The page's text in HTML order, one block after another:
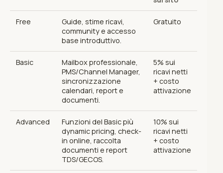
Free
Guide, stime ricavi,
community e accesso
base introduttivo.
Gratuito
Basic
Mailbox professionale,
PMS/Channel Manager,
sincronizzazione
calendari, report e
documenti.
5% sui
ricavi netti
+ costo
attivazione
Advanced
Funzioni del Basic più
dynamic pricing, check-
in online, raccolta
documenti e report
TDS/GECOS.
10% sui
ricavi netti
+ costo
attivazione